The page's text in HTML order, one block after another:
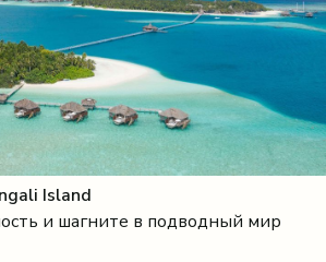
Island
и шагните в подводный мир